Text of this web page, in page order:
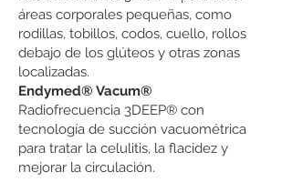
áreas corporales pequeñas, como
rodillas, tobillos, codos, cuello, rollos
debajo de los glúteos y otras zonas
localizadas.
Endymed® Vacum®
Radiofrecuencia 3DEEP® con
tecnología de succión vacuométrica
para tratar la celulitis, la flacidez y
mejorar la circulación.